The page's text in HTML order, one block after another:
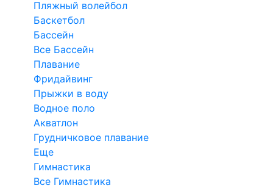
Пляжный волейбол
Баскетбол
Бассейн
Все Бассейн
Плавание
Фридайвинг
Прыжки в воду
Водное поло
Акватлон
Грудничковое плавание
Еще
Гимнастика
Все Гимнастика